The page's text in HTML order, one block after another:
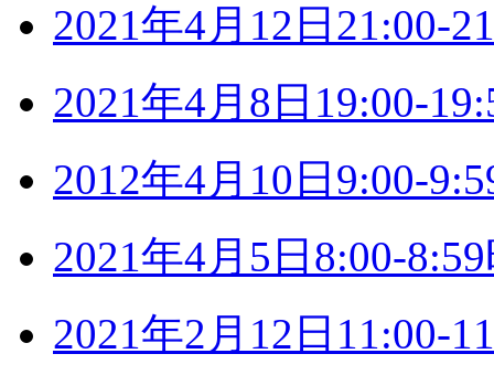
2021年4月12日21:00-
2021年4月8日19:00-
2012年4月10日9:00-
2021年4月5日8:00-
2021年2月12日11:00-